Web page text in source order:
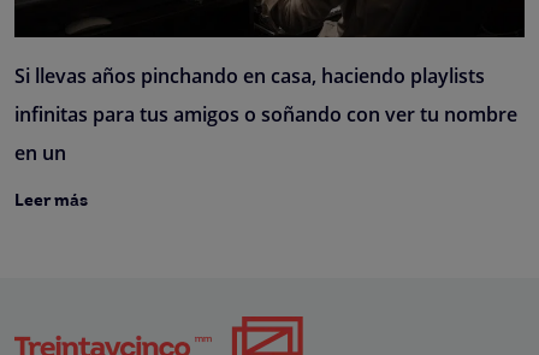
Si llevas años pinchando en casa, haciendo playlists
infinitas para tus amigos o soñando con ver tu nombre
en un
Leer más